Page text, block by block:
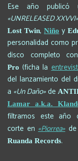
Ese año publicó
«UNRELEASED XXVVI»
Lost Twin, Niño y
personalidad como
disco completo con
Pro (ficha la
del lanzamiento del
a «Un Daño»de
Lamar a.k.a.
filtramos este año
corte en«Piorrea»
Ruanda Records.